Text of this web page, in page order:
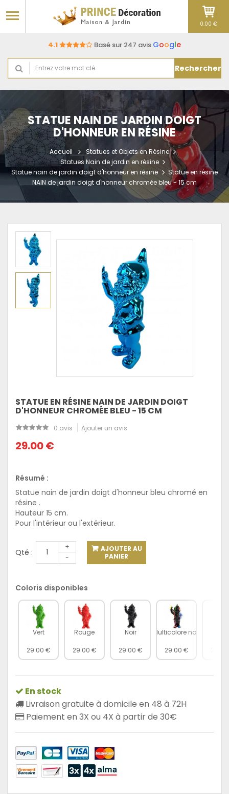
4.1 Basé sur 247 avis Google
Rechercher
0.00 €
STATUE NAIN DE JARDIN DOIGT
D'HONNEUR EN RÉSINE
Accueil
Statues et Objets en Résine
Statues Nain de jardin en résine
Statue nain de jardin doigt d'honneur en résine
Statue en résine
NAIN de jardin doigt d'honneur chromée bleu - 15 cm
STATUE EN RÉSINE NAIN DE JARDIN DOIGT
D'HONNEUR CHROMÉE BLEU - 15 CM
0 avis Ajouter un avis
29.00 €
Résumé :
Statue nain de jardin doigt d'honneur bleu chromé en
résine .
Hauteur 15 cm.
Pour l'intérieur ou l'extérieur.
Qté :
+
-
AJOUTER AU
PANIER
Coloris disponibles
Vert
29.00 €
Rouge
29.00 €
Noir
29.00 €
Multicolore noir
29.00 €
En stock
Livraison gratuite à domicile en 48 à 72H
Paiement en 3X ou 4X à partir de 30€